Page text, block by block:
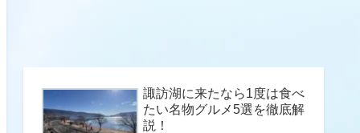
諏訪湖に来たなら1度は食べ
たい名物グルメ5選を徹底解
説！